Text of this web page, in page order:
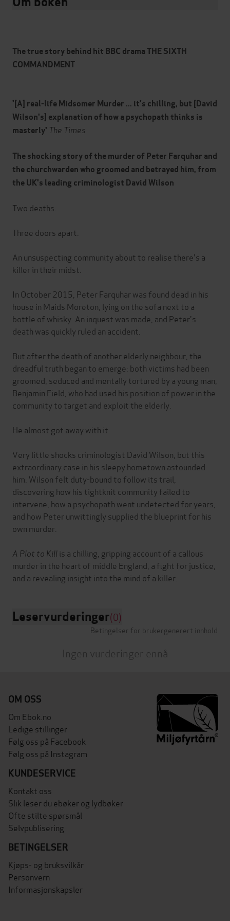
The true story behind hit BBC drama THE SIXTH
COMMANDMENT
'[A] real-life Midsomer Murder ... it's chilling, but [David
Wilson's] explanation of how a psychopath thinks is
masterly' The Times
The shocking story of the murder of Peter Farquhar and
thechurchwarden who groomed and betrayed him, from
the UK's leading criminologist David Wilson
Two deaths.
Three doors apart.
An unsuspecting community about to realise there's a
killer in their midst.
In October 2015, Peter Farquhar was found dead in his
house in Maids Moreton, lying on the sofa next to a
bottle of whisky. An inquest was made, and Peter's
death was quickly ruled an accident.
But after the death of another elderly neighbour, the
dreadful truth began to emerge: both victims had been
groomed, seduced and mentally tortured by a young man,
Benjamin Field, who had used his position of power in the
community to target and exploit the elderly.
He almost got away with it.
Very little shocks criminologist David Wilson, but this
extraordinary case in his sleepy hometown astounded
him. Wilson felt duty-bound to follow its trail,
discovering how his tightknit community failed to
intervene, how a psychopath went undetected for years,
and how Peter unwittingly supplied the blueprint for his
own murder.
A Plot to Killis a chilling, gripping account of a callous
murder in the heart of middle England, a fight for justice,
Leservurderinger(0)
Betingelser for brukergenerert innhold
Ingen vurderinger ennå
OM OSS
Om Ebok.no
Ledige stillinger
Følg oss på Facebook
Følg oss på Instagram
KUNDESERVICE
Kontakt oss
Slik leser du ebøker og lydbøker
Ofte stilte spørsmål
Selvpublisering
BETINGELSER
Kjøps- og bruksvilkår
Personvern
Informasjonskapsler